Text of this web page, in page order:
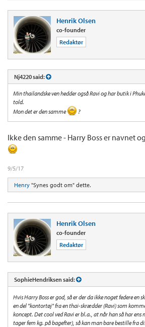
Henrik Olsen
co-founder
Redaktør
Nj4220 said:
Min thailandske ven hedder også Ravi og har butik i
told.
Mon det er den samme
?
Ikke den samme - Harry Boss er navnet
9/5/17
Henry "Synes godt om" dette.
Henrik Olsen
co-founder
Redaktør
SophieHendriksen said:
Hvis Harry Boss er god, så er der da ikke noget federe en
en del "kontortøj" fra en thai-skrædder (Ravi) som
koncept. Det cool ved Ravi er bl.a., at når han så har
tager fem kg. på bagefter), så kan man bare bestille fra